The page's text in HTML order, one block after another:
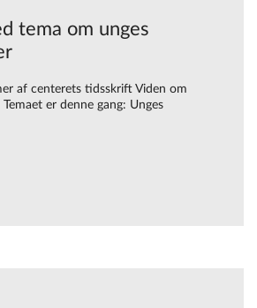
tema om unges
af centerets tidsskrift Viden om
er denne gang: Unges